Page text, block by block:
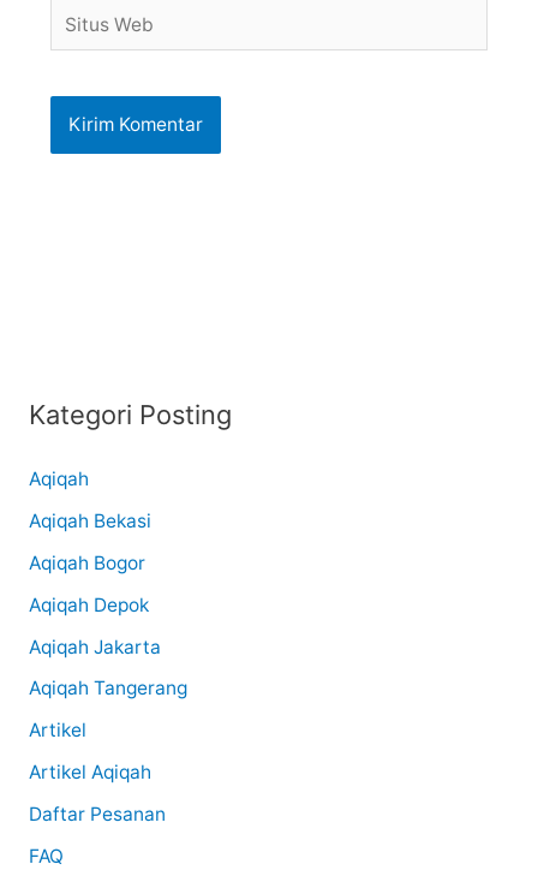
Situs
Web
Kategori Posting
Aqiqah
Aqiqah Bekasi
Aqiqah Bogor
Aqiqah Depok
Aqiqah Jakarta
Aqiqah Tangerang
Artikel
Artikel Aqiqah
Daftar Pesanan
FAQ